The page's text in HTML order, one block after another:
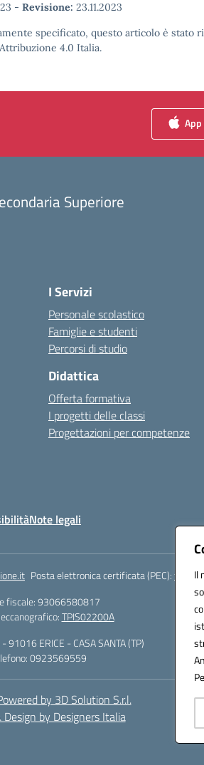
Il
- Revisione: 23.11.2023
specificato, questo articolo è stato
4.0 Italia.
Superiore
I Servizi
Personale scolastico
Famiglie e studenti
Percorsi di studio
Didattica
Offerta formativa
I progetti delle classi
Progettazioni per competenze
Note legali
Posta elettronica certificata (PEC):
fiscale: 93066580817
TPIS02200A
91016 ERICE - CASA SANTA (TP)
0923569559
by 3D Solution S.r.l.
Design by Designers Italia